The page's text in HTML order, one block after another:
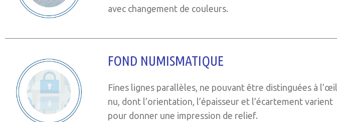
avec changement de couleurs.
FOND NUMISMATIQUE
Fines lignes parallèles, ne pouvant être distinguées à l’œil
nu, dont l’orientation, l’épaisseur et l’écartement varient
pour donner une impression de relief.